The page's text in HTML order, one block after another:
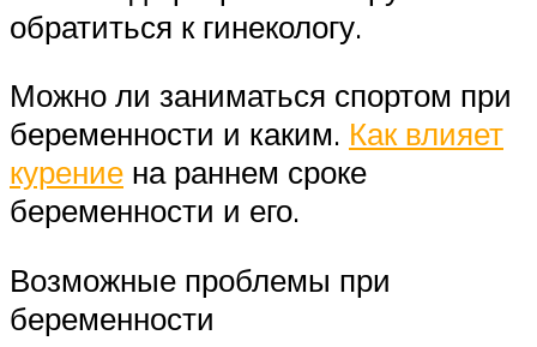
обратиться к гинекологу.
Можно ли заниматься спортом при
беременности и каким. Как влияет
курение на раннем сроке
беременности и его.
Возможные проблемы при
беременности